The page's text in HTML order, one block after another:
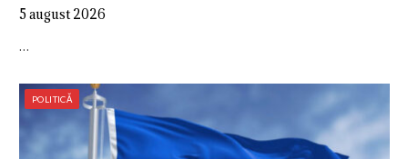
5 august 2026
…
POLITICĂ